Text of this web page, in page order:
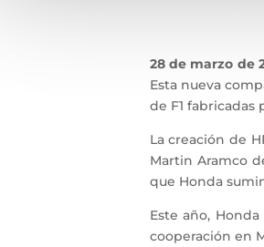
28 de marzo de
Esta nueva
de F1 fabricadas
La creación de
Martin Aramco
que Honda
Este año,
cooperación en